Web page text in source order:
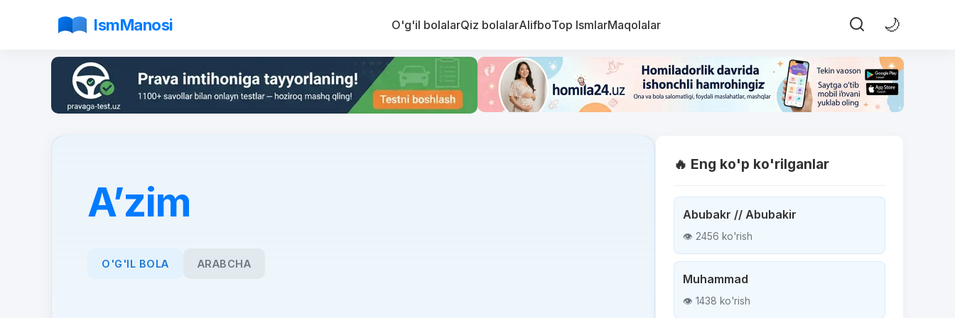
IsmManosi O'g'il bolalarQiz bolalarAlifboTop IsmlarMaqolalar 🌙
A’zim
O'G'IL BOLA ARABCHA
🔥 Eng ko'p ko'rilganlar
Abubakr // Abubakir
👁 2456 ko'rish
Muhammad
👁 1438 ko'rish